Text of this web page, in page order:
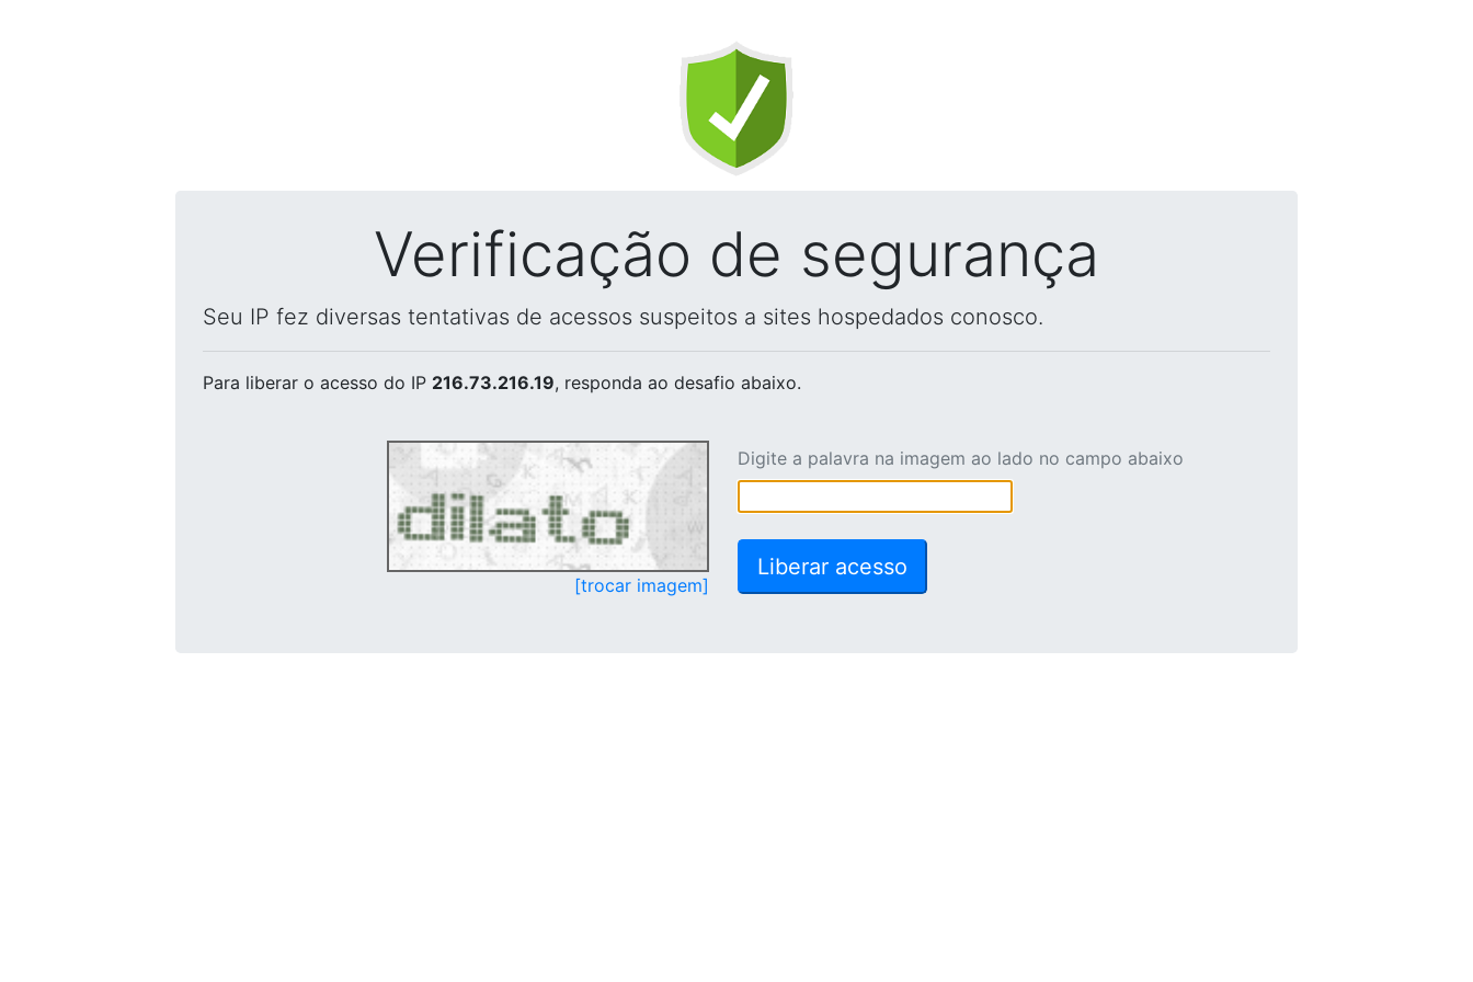
Verificação de segurança
Seu IP fez diversas tentativas de acessos suspeitos a sites hospedados conosco.
Para liberar o acesso do IP 216.73.216.19, responda ao desafio abaixo.
[trocar imagem]
Digite a palavra na imagem ao lado no campo abaixo